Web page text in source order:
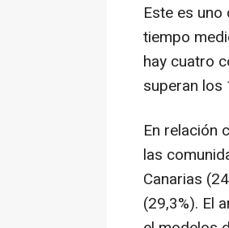
Este es
tiempo
hay cuatro
superan los
En relación
las
Canarias
(29,3%). El